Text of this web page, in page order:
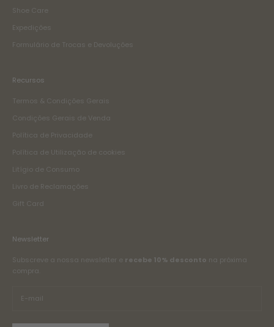
Shoe Care
Expedições
Formulário de Trocas e Devoluções
Recursos
Termos & Condições Gerais
Condições Gerais de Venda
Política de Privacidade
Política de Utilização de cookies
Litígio de Consumo
Livro de Reclamações
Gift Card
Newsletter
Subscreve a nossa newsletter e recebe 10% desconto na próxima
compra.